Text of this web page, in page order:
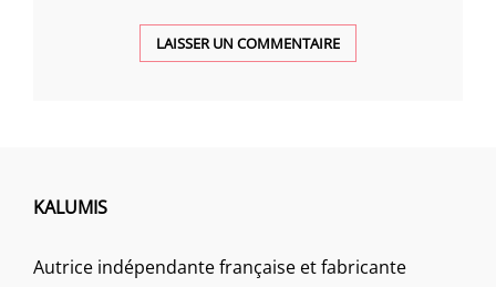
KALUMIS
Autrice indépendante française et fabricante